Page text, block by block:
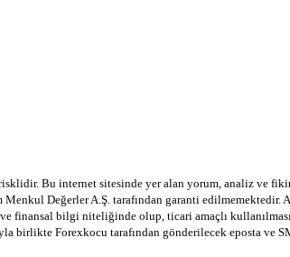
Bu internet sitesinde yer alan yorum, analiz ve
Değerler A.Ş. tarafından garanti
finansal bilgi niteliğinde olup, ticari amaçlı
birlikte Forexkocu tarafından gönderilecek eposta ve